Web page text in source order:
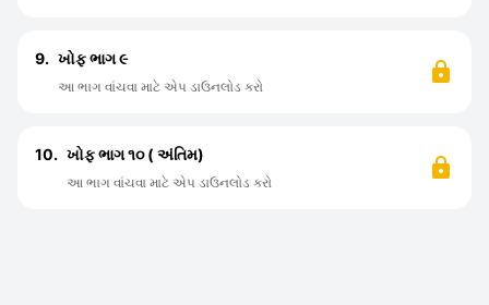
9. ખોફ ભાગ ૯
આ ભાગ વાંચવા માટે એપ ડાઉનલોડ કરો
10. ખોફ ભાગ ૧૦ ( અંતિમ)
આ ભાગ વાંચવા માટે એપ ડાઉનલોડ કરો